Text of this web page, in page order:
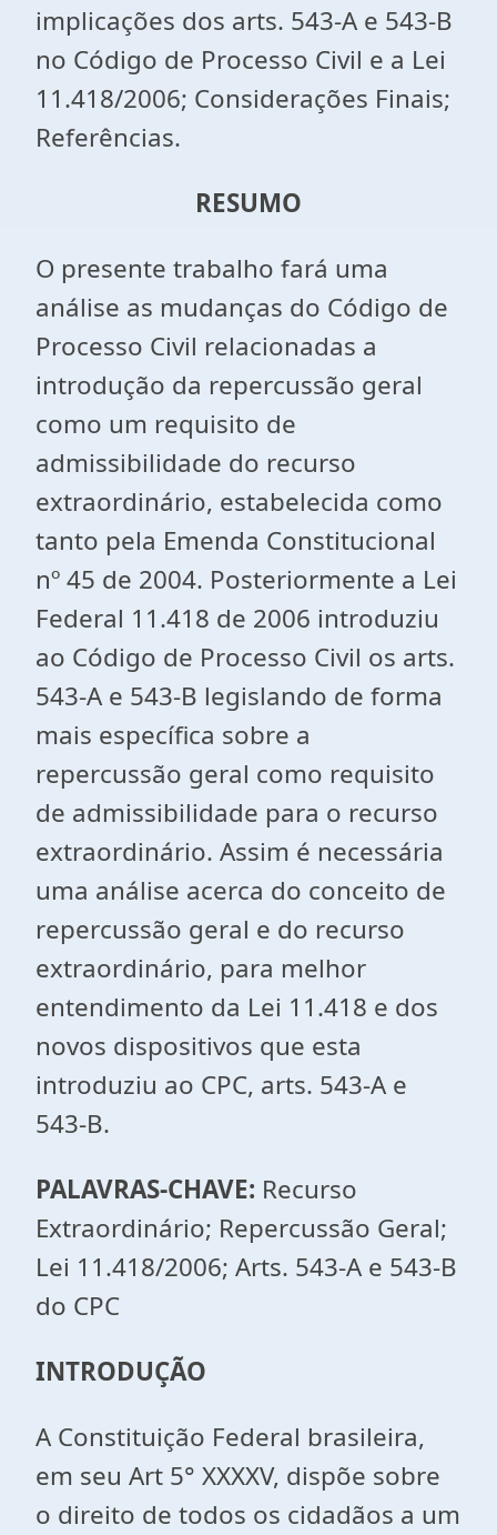
implicações dos arts. 543-A e 543-B
no Código de Processo Civil e a Lei
11.418/2006; Considerações Finais;
Referências.
RESUMO
O presente trabalho fará uma
análise as mudanças do Código de
Processo Civil relacionadas a
introdução da repercussão geral
como um requisito de
admissibilidade do recurso
extraordinário, estabelecida como
tanto pela Emenda Constitucional
nº 45 de 2004. Posteriormente a Lei
Federal 11.418 de 2006 introduziu
ao Código de Processo Civil os arts.
543-A e 543-B legislando de forma
mais específica sobre a
repercussão geral como requisito
de admissibilidade para o recurso
extraordinário. Assim é necessária
uma análise acerca do conceito de
repercussão geral e do recurso
extraordinário, para melhor
entendimento da Lei 11.418 e dos
novos dispositivos que esta
introduziu ao CPC, arts. 543-A e
543-B.
PALAVRAS-CHAVE: Recurso
Extraordinário; Repercussão Geral;
Lei 11.418/2006; Arts. 543-A e 543-B
do CPC
INTRODUÇÃO
A Constituição Federal brasileira,
em seu Art 5° XXXXV, dispõe sobre
o direito de todos os cidadãos a um